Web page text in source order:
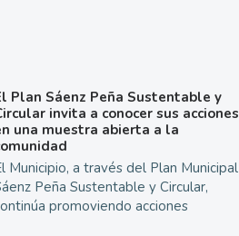
Plan Sáenz Peña Sustentable y
invita a conocer sus acciones
una muestra abierta a la
Municipio, a través del Plan Municipal
Peña Sustentable y Circular,
promoviendo acciones